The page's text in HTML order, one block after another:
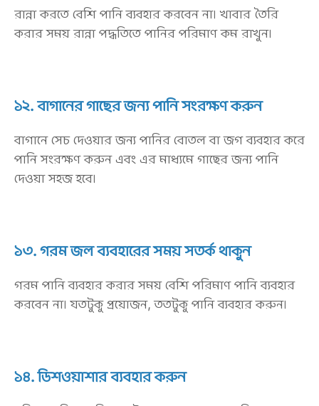
রান্না করতে বেশি পানি ব্যবহার করবেন না। খাবার তৈরি
করার সময় রান্না পদ্ধতিতে পানির পরিমাণ কম রাখুন।
১২. বাগানের গাছের জন্য পানি সংরক্ষণ করুন
বাগানে সেচ দেওয়ার জন্য পানির বোতল বা জগ ব্যবহার করে
পানি সংরক্ষণ করুন এবং এর মাধ্যমে গাছের জন্য পানি
দেওয়া সহজ হবে।
১৩. গরম জল ব্যবহারের সময় সতর্ক থাকুন
গরম পানি ব্যবহার করার সময় বেশি পরিমাণ পানি ব্যবহার
করবেন না। যতটুকু প্রয়োজন, ততটুকু পানি ব্যবহার করুন।
১৪. ডিশওয়াশার ব্যবহার করুন